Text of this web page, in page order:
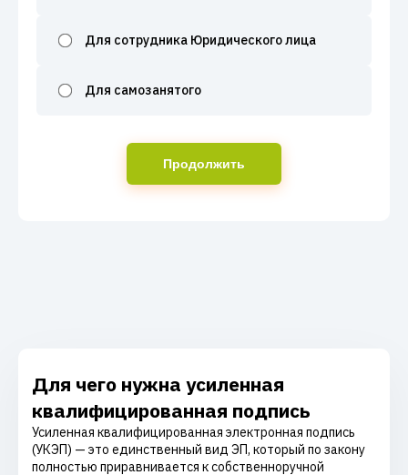
Для сотрудника Юридического лица
Для самозанятого
Продолжить
Для чего нужна усиленная
квалифицированная подпись
Усиленная квалифицированная электронная подпись
(УКЭП) — это единственный вид ЭП, который по закону
полностью приравнивается к собственноручной